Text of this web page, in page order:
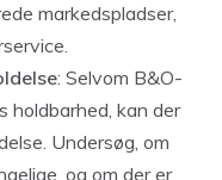
markedspladser,
: Selvom B&O-
holdbarhed, kan der
Undersøg, om
og om der er